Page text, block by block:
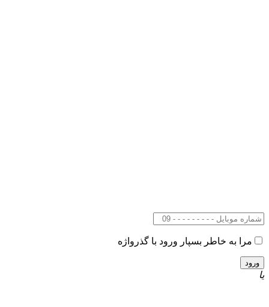
مرا به خاطر بسپار ورود با گذرواژه
یا